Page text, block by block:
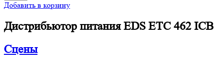
Добавить в корзину
Дистрибьютор питания EDS ETC 462 ICB
Сцены